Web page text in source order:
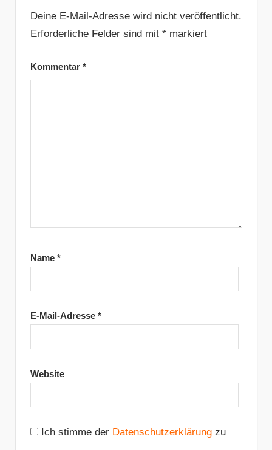
Deine E-Mail-Adresse wird nicht veröffentlicht.
Erforderliche Felder sind mit *markiert
Kommentar *
Name *
E-Mail-Adresse *
Website
Ich stimme der Datenschutzerklärungzu